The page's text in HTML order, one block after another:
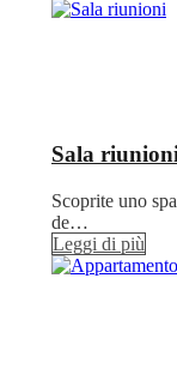
Sala riunioni
Scoprite uno
de…
Leggi di più